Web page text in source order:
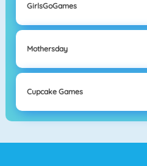
GirlsGoGames
Mothersday
Cupcake Games